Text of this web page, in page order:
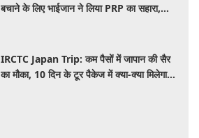
बचाने के लिए भाईजान ने लिया PRP का सहारा,
IRCTC Japan Trip: कम पैसों में जापान की सैर
का मौका, 10 दिन के टूर पैकेज में क्या-क्या मिलेगा?